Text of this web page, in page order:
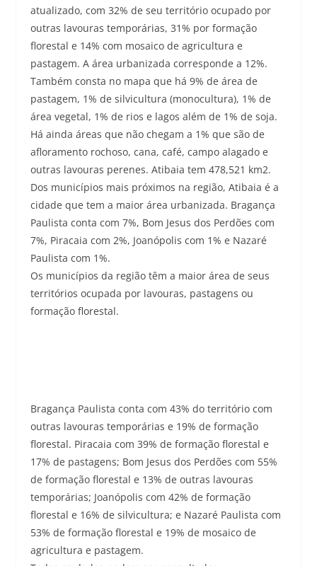
atualizado, com 32% de seu território ocupado por
outras lavouras temporárias, 31% por formação
florestal e 14% com mosaico de agricultura e
pastagem. A área urbanizada corresponde a 12%.
Também consta no mapa que há 9% de área de
pastagem, 1% de silvicultura (monocultura), 1% de
área vegetal, 1% de rios e lagos além de 1% de soja.
Há ainda áreas que não chegam a 1% que são de
afloramento rochoso, cana, café, campo alagado e
outras lavouras perenes. Atibaia tem 478,521 km2.
Dos municípios mais próximos na região, Atibaia é a
cidade que tem a maior área urbanizada. Bragança
Paulista conta com 7%, Bom Jesus dos Perdões com
7%, Piracaia com 2%, Joanópolis com 1% e Nazaré
Paulista com 1%.
Os municípios da região têm a maior área de seus
territórios ocupada por lavouras, pastagens ou
formação florestal.
Bragança Paulista conta com 43% do território com
outras lavouras temporárias e 19% de formação
florestal. Piracaia com 39% de formação florestal e
17% de pastagens; Bom Jesus dos Perdões com 55%
de formação florestal e 13% de outras lavouras
temporárias; Joanópolis com 42% de formação
florestal e 16% de silvicultura; e Nazaré Paulista com
53% de formação florestal e 19% de mosaico de
agricultura e pastagem.